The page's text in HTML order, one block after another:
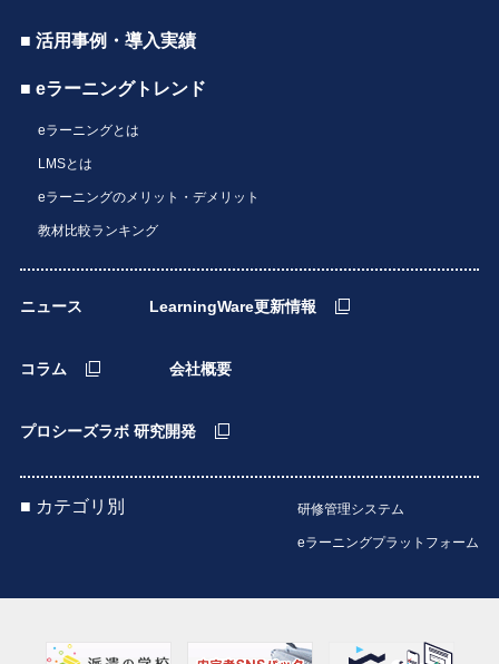
■ 活用事例・導入実績
■ eラーニングトレンド
eラーニングとは
LMSとは
eラーニングのメリット・デメリット
教材比較ランキング
ニュース LearningWare更新情報
コラム 会社概要
プロシーズラボ 研究開発
■ カテゴリ別 研修管理システム
eラーニングプラットフォーム